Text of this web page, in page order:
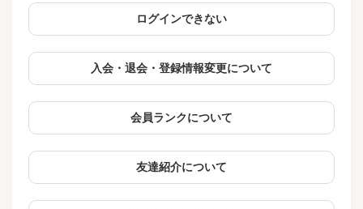
ログインできない
入会・退会・登録情報変更について
会員ランクについて
友達紹介について